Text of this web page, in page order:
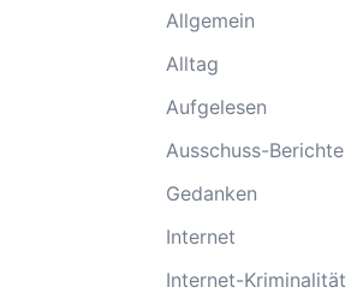
Allgemein
Alltag
Aufgelesen
Ausschuss-Berichte
Gedanken
Internet
Internet-Kriminalität